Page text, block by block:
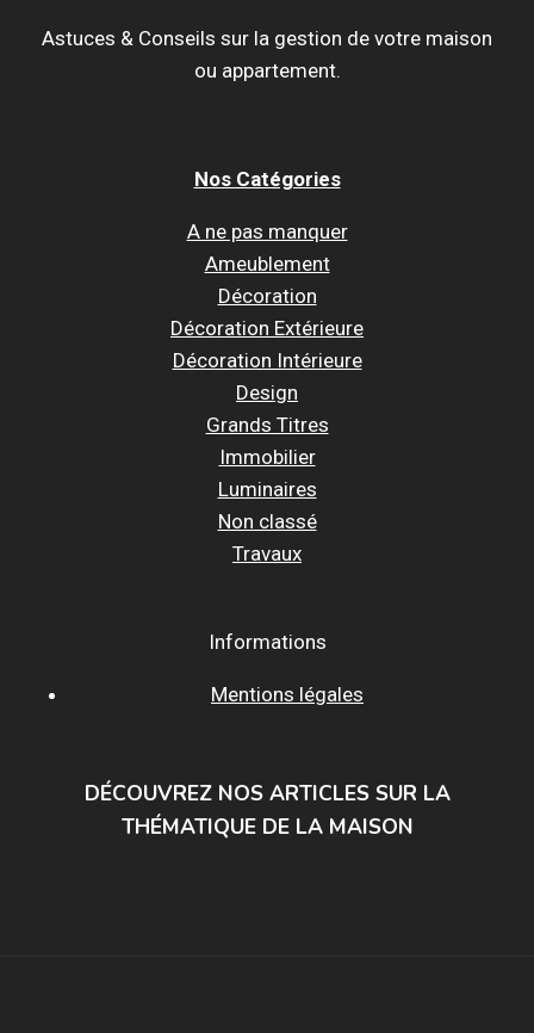
Astuces & Conseils sur la gestion de votre maison
ou appartement.
Nos Catégories
A ne pas manquer
Ameublement
Décoration
Décoration Extérieure
Décoration Intérieure
Design
Grands Titres
Immobilier
Luminaires
Non classé
Travaux
Informations
Mentions légales
DÉCOUVREZ NOS ARTICLES SUR LA
THÉMATIQUE DE LA MAISON